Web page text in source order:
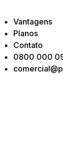
Vantagens
Planos
Contato
0800 000